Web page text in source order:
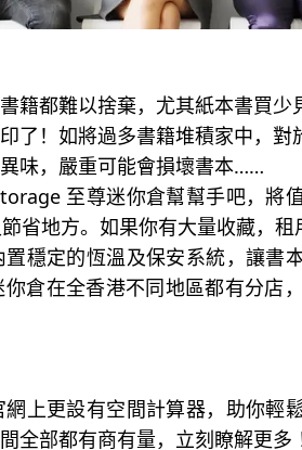
籍都難以捨棄，尤其紙本書買
了！如將過多書籍堆積家中，
味，嚴重可能會損壞書本……
至尊迷你倉幫幫手吧，將
省地方。如果你有大量收藏，租
穩定的恆溫及保安系統，讓書
倉在全香港不同地區都有分店
上更設有空間計算器，助你輕
全部都有商有量，立刻瞭解更多